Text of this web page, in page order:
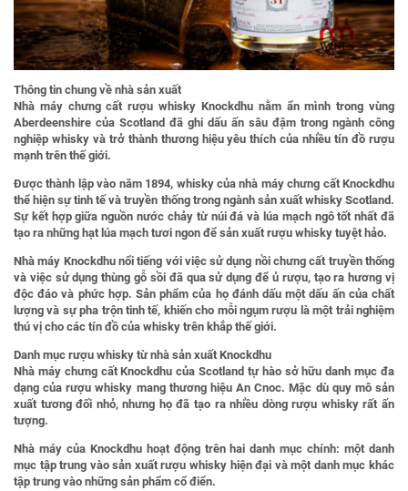
Thông tin chung về nhà sản xuất
Nhà máy chưng cất rượu whisky Knockdhu nằm ẩn mình trong vùng
Aberdeenshire của Scotland đã ghi dấu ấn sâu đậm trong ngành công
nghiệp whisky và trở thành thương hiệu yêu thích của nhiều tín đồ rượu
mạnh trên thế giới.
Được thành lập vào năm 1894, whisky của nhà máy chưng cất Knockdhu
thể hiện sự tinh tế và truyền thống trong ngành sản xuất whisky Scotland.
Sự kết hợp giữa nguồn nước chảy từ núi đá và lúa mạch ngô tốt nhất đã
tạo ra những hạt lúa mạch tươi ngon để sản xuất rượu whisky tuyệt hảo.
Nhà máy Knockdhu nổi tiếng với việc sử dụng nồi chưng cất truyền thống
và việc sử dụng thùng gỗ sồi đã qua sử dụng để ủ rượu, tạo ra hương vị
độc đáo và phức hợp. Sản phẩm của họ đánh dấu một dấu ấn của chất
lượng và sự pha trộn tinh tế, khiến cho mỗi ngụm rượu là một trải nghiệm
thú vị cho các tín đồ của whisky trên khắp thế giới.
Danh mục rượu whisky từ nhà sản xuất Knockdhu
Nhà máy chưng cất Knockdhu của Scotland tự hào sở hữu danh mục đa
dạng của rượu whisky mang thương hiệu An Cnoc. Mặc dù quy mô sản
xuất tương đối nhỏ, nhưng họ đã tạo ra nhiều dòng rượu whisky rất ấn
tượng.
Nhà máy của Knockdhu hoạt động trên hai danh mục chính: một danh
mục tập trung vào sản xuất rượu whisky hiện đại và một danh mục khác
tập trung vào những sản phẩm cổ điển.